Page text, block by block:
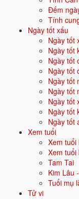
Đếm
Tính
Ngày tốt xấu
Ngày tốt
Ngày tốt
Ngày tốt
Ngày tốt
Ngày tốt
Ngày tốt
Ngày tốt
Ngày tốt
Ngày tốt
Xem tuổi
Xem tuổi
Xem tuổi
Tam Tai
Kim Lâu
Tuổi mụ
Tử vi
Vận năm 2026
(Bính Ngọ),
thuộc nhómTrưởng
Vận thuận lợi - gặp
Năm 2026 người
20 (Trưởng
Tình duyên - kết
Mua nhà - mua xe
Đặt tên cho người